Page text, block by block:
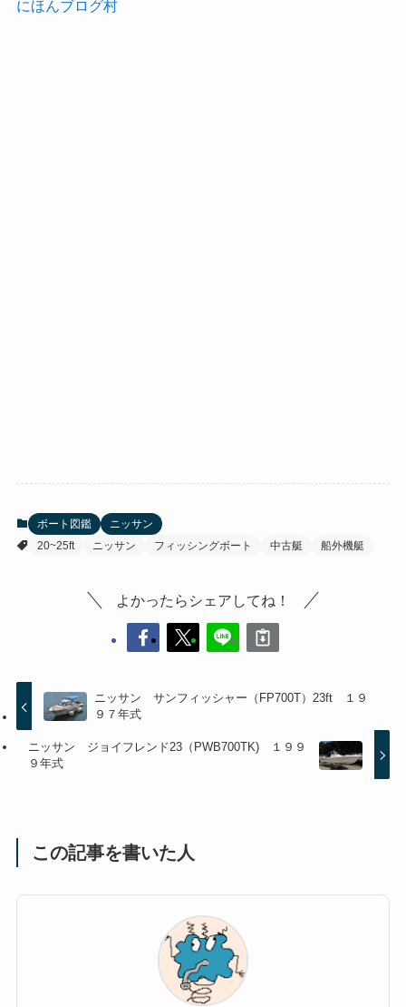
にほんブログ村
ボート図鑑
ニッサン
20~25ft
ニッサン フィッシングボート 中古艇 船外機艇
よかったらシェアしてね！
ニッサン サンフィッシャー（FP700T）23ft １９
９７年式
ニッサン ジョイフレンド23（PWB700TK) １９９
９年式
この記事を書いた人